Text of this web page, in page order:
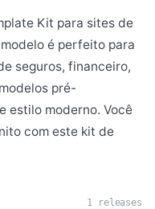
Kit para sites de
é perfeito para
seguros, financeiro,
pré-
estilo moderno. Você
com este kit de
1 releases